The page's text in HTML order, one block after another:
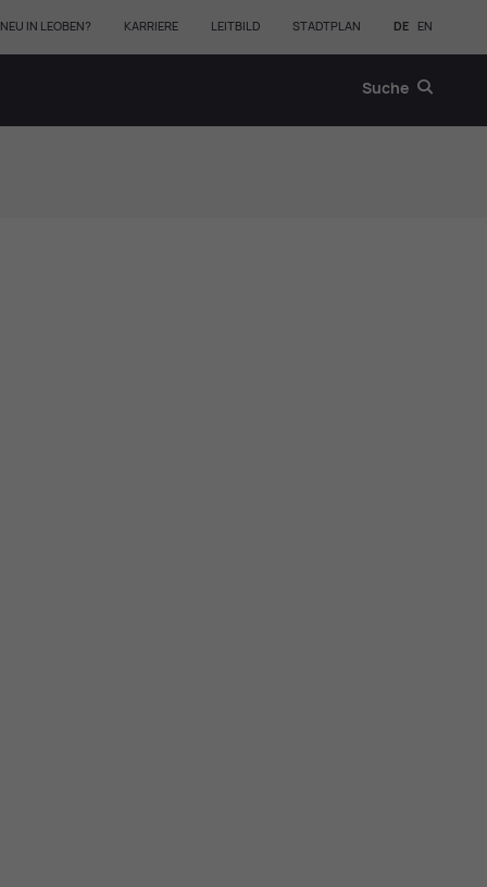
Suche
NEU IN LEOBEN? KARRIERE LEITBILD STADTPLAN DE EN